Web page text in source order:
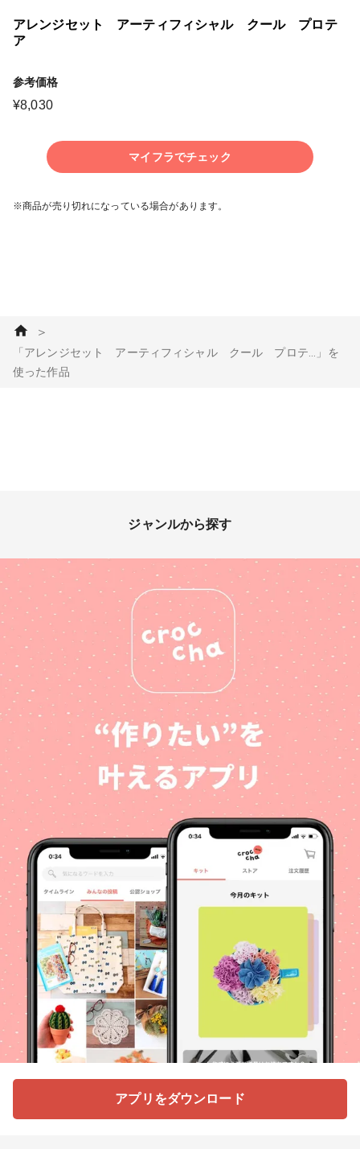
アレンジセット アーティフィシャル クール プロテ
ア
参考価格
¥8,030
マイフラでチェック
※商品が売り切れになっている場合があります。
＞
「アレンジセット アーティフィシャル クール プロテ...」を
使った作品
ジャンルから探す
アプリをダウンロード